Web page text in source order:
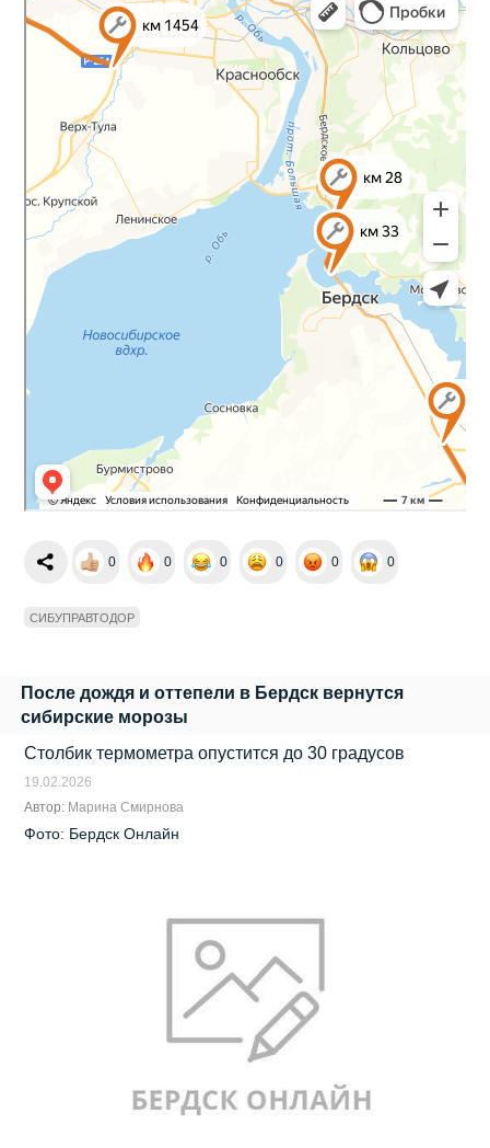
Яндекс Карты — транспорт, навигация, поиск мест
0 0 0 0 0 0
СИБУПРАВТОДОР
После дождя и оттепели в Бердск вернутся
сибирские морозы
Столбик термометра опустится до 30 градусов
19.02.2026
Автор: Марина Смирнова
Фото: Бердск Онлайн